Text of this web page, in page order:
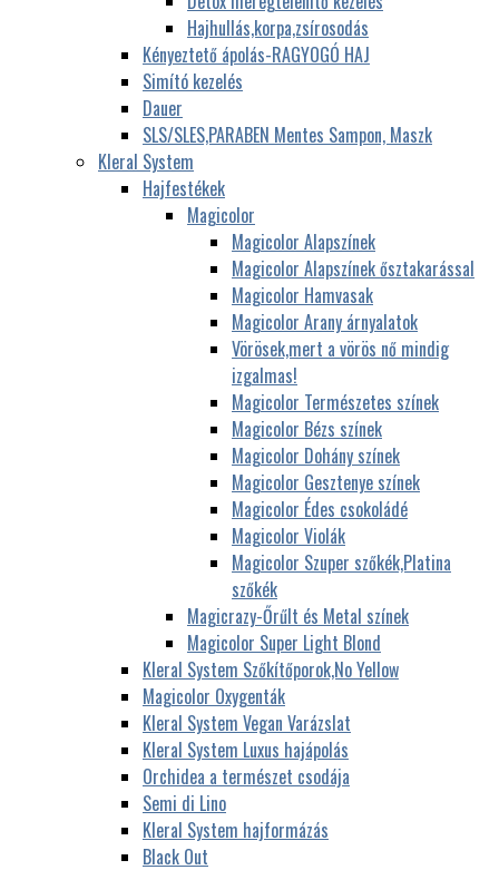
Hajhullás,korpa,zsírosodás
Kényeztető ápolás-RAGYOGÓ HAJ
Simító kezelés
Dauer
SLS/SLES,PARABEN Mentes Sampon, Maszk
Kleral System
Hajfestékek
Magicolor
Magicolor Alapszínek
Magicolor Alapszínek ősztakarással
Magicolor Hamvasak
Magicolor Arany árnyalatok
Vörösek,mert a vörös nő mindig
izgalmas!
Magicolor Természetes színek
Magicolor Bézs színek
Magicolor Dohány színek
Magicolor Gesztenye színek
Magicolor Édes csokoládé
Magicolor Violák
Magicolor Szuper szőkék,Platina
szőkék
Magicrazy-Őrűlt és Metal színek
Magicolor Super Light Blond
Kleral System Szőkítőporok,No Yellow
Magicolor Oxygenták
Kleral System Vegan Varázslat
Kleral System Luxus hajápolás
Orchidea a természet csodája
Semi di Lino
Kleral System hajformázás
Black Out